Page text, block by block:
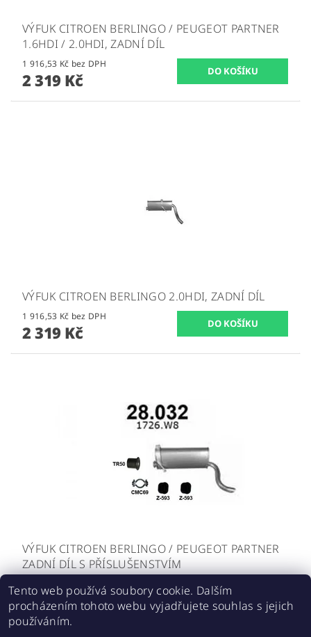
VÝFUK CITROEN BERLINGO / PEUGEOT PARTNER
1.6HDI / 2.0HDI, ZADNÍ DÍL
1 916,53 Kč bez DPH
2 319 Kč
VÝFUK CITROEN BERLINGO 2.0HDI, ZADNÍ DÍL
1 916,53 Kč bez DPH
2 319 Kč
VÝFUK CITROEN BERLINGO / PEUGEOT PARTNER
ZADNÍ DÍL S PŘÍSLUŠENSTVÍM
2 138,84 Kč bez DPH
2 588 Kč
Tento web používá soubory cookie. Dalším
procházením tohoto webu vyjadřujete souhlas s jejich
používáním.